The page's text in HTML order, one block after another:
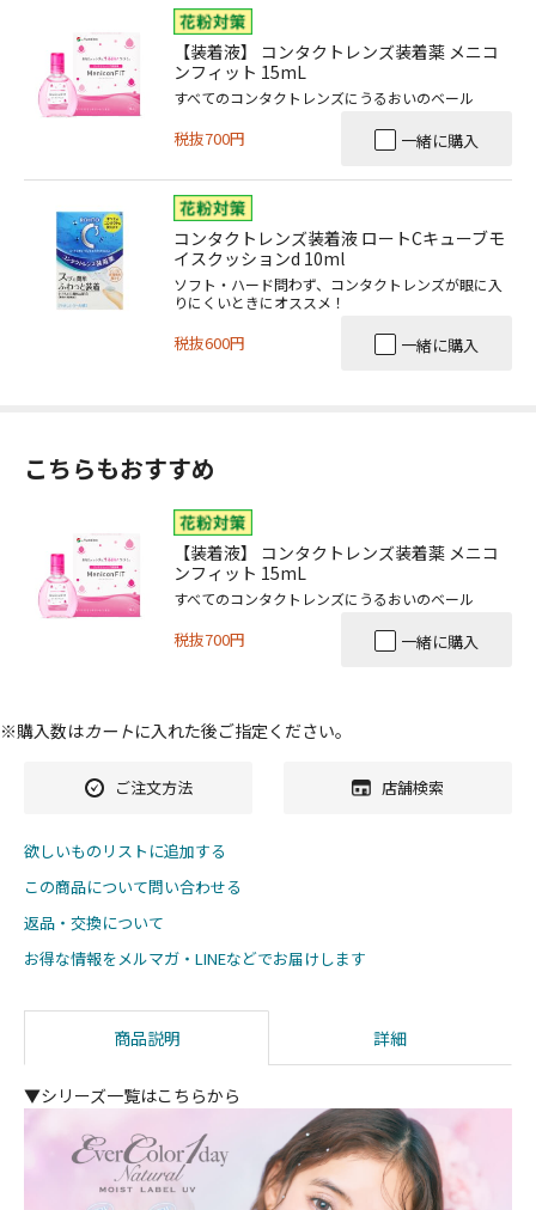
【装着液】 コンタクトレンズ装着薬 メニコ
ンフィット 15mL
すべてのコンタクトレンズにうるおいのベール
税抜700円 一緒に購入
コンタクトレンズ装着液 ロートCキューブモ
イスクッションd 10ml
ソフト・ハード問わず、コンタクトレンズが眼に入
りにくいときにオススメ！
税抜600円 一緒に購入
こちらもおすすめ
【装着液】 コンタクトレンズ装着薬 メニコ
ンフィット 15mL
すべてのコンタクトレンズにうるおいのベール
税抜700円 一緒に購入
※購入数はカートに入れた後ご指定ください。
ご注文方法 店舗検索
欲しいものリストに追加する
この商品について問い合わせる
返品・交換について
お得な情報をメルマガ・LINEなどでお届けします
商品説明 詳細
▼シリーズ一覧はこちらから